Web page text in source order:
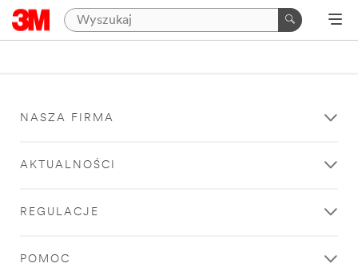
NASZA FIRMA
AKTUALNOŚCI
REGULACJE
POMOC